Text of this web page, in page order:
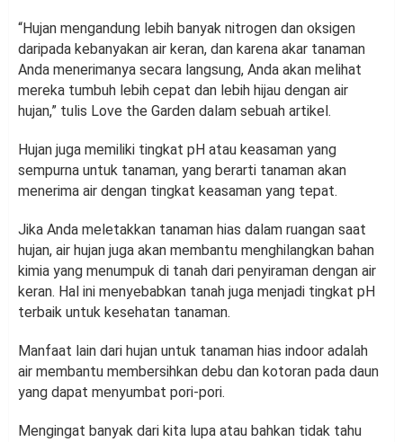
“Hujan mengandung lebih banyak nitrogen dan oksigen
daripada kebanyakan air keran, dan karena akar tanaman
Anda menerimanya secara langsung, Anda akan melihat
mereka tumbuh lebih cepat dan lebih hijau dengan air
hujan,” tulis Love the Garden dalam sebuah artikel.
Hujan juga memiliki tingkat pH atau keasaman yang
sempurna untuk tanaman, yang berarti tanaman akan
menerima air dengan tingkat keasaman yang tepat.
Jika Anda meletakkan tanaman hias dalam ruangan saat
hujan, air hujan juga akan membantu menghilangkan bahan
kimia yang menumpuk di tanah dari penyiraman dengan air
keran. Hal ini menyebabkan tanah juga menjadi tingkat pH
terbaik untuk kesehatan tanaman.
Manfaat lain dari hujan untuk tanaman hias indoor adalah
air membantu membersihkan debu dan kotoran pada daun
yang dapat menyumbat pori-pori.
Mengingat banyak dari kita lupa atau bahkan tidak tahu